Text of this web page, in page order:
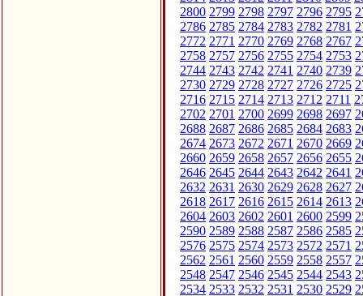
2800 2799 2798 2797 2796 2795
2786 2785 2784 2783 2782 2781
2772 2771 2770 2769 2768 2767
2758 2757 2756 2755 2754 2753
2744 2743 2742 2741 2740 2739
2730 2729 2728 2727 2726 2725
2716 2715 2714 2713 2712 2711
2702 2701 2700 2699 2698 2697
2688 2687 2686 2685 2684 2683
2674 2673 2672 2671 2670 2669
2660 2659 2658 2657 2656 2655
2646 2645 2644 2643 2642 2641
2632 2631 2630 2629 2628 2627
2618 2617 2616 2615 2614 2613
2604 2603 2602 2601 2600 2599
2590 2589 2588 2587 2586 2585
2576 2575 2574 2573 2572 2571
2562 2561 2560 2559 2558 2557
2548 2547 2546 2545 2544 2543
2534 2533 2532 2531 2530 2529